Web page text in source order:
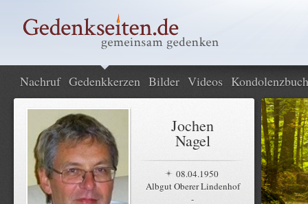
Nachruf Gedenkkerzen Bilder Videos Kondolenzbuch
Jochen
Nagel
08.04.1950
Albgut Oberer Lindenhof
-